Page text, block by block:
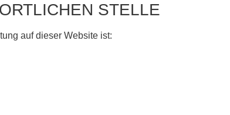
STELLE
auf dieser Website ist: